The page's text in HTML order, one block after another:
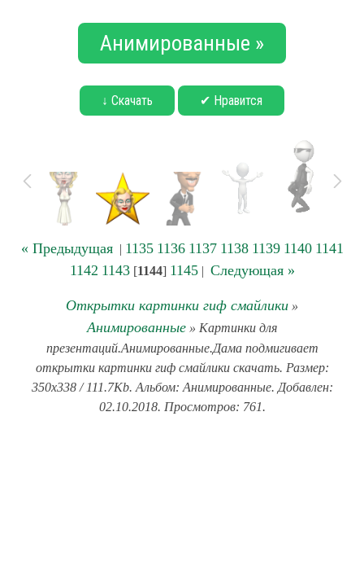
Анимированные »
↓ Скачать ✔ Нравится
« Предыдущая| 1135 1136 1137 1138 1139 1140 1141
1142 1143[1144] 1145| Следующая »
Открытки картинки гиф смайлики »
Анимированные » Картинки для
презентаций.Анимированные.Дама подмигивает
открытки картинки гиф смайлики скачать. Размер:
350x338 / 111.7Kb. Альбом: Анимированные. Добавлен:
02.10.2018. Просмотров: 761.